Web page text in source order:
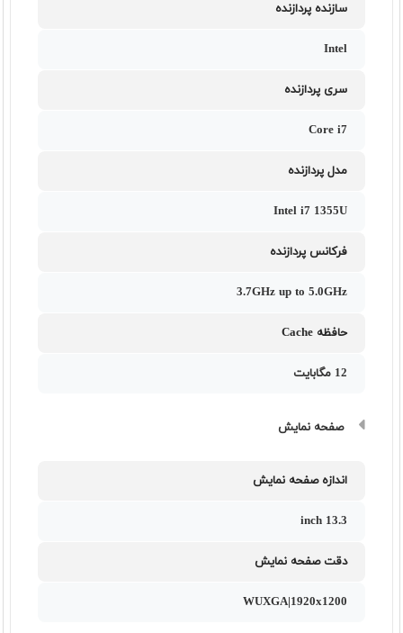
سازنده پردازنده
Intel
سری پردازنده
Core i7
مدل پردازنده
Intel i7 1355U
فرکانس پردازنده
3.7GHz up to 5.0GHz
حافظه Cache
12 مگابایت
صفحه نمایش
اندازه صفحه نمایش
13.3 inch
دقت صفحه نمایش
WUXGA|1920x1200